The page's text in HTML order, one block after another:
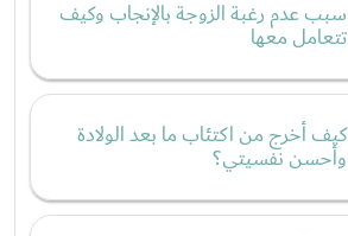
سبب عدم رغبة الزوجة بالإنجاب وكيف
تتعامل معها
كيف أخرج من اكتئاب ما بعد الولادة
وأحسن نفسيتي؟